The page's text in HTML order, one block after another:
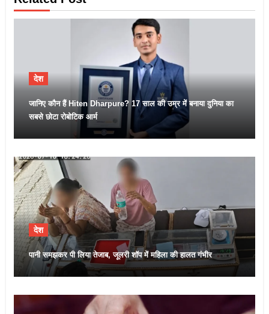
देश
जानिए कौन हैं Hiten Dharpure? 17 साल की उम्र में बनाया दुनिया का
सबसे छोटा रोबोटिक आर्म
देश
पानी समझकर पी लिया तेजाब, जूलरी शॉप में महिला की हालत गंभीर